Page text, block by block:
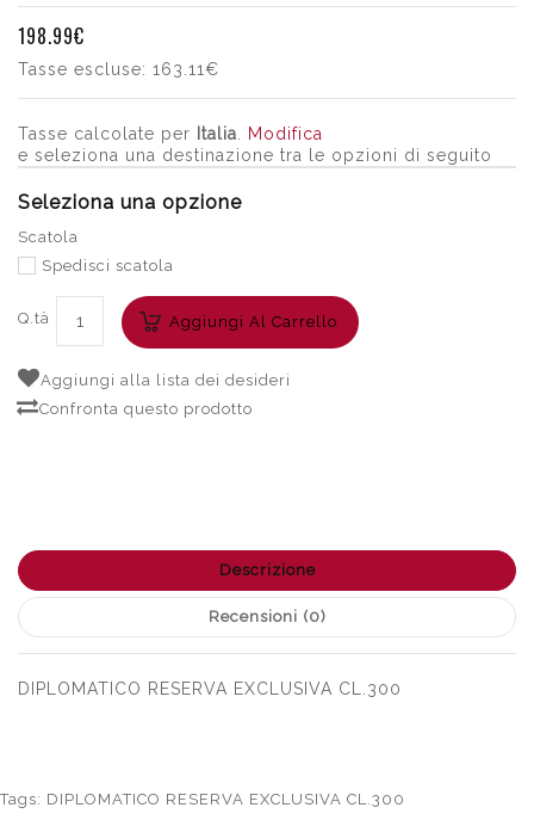
198.99€
Tasse escluse: 163.11€
Tasse calcolate per Italia
Modifica
e seleziona una destinazione tra le opzioni di seguito
Seleziona una opzione
Scatola
Spedisci scatola
Q.tà Aggiungi Al Carrello
Aggiungi alla lista dei desideri
Confronta questo prodotto
Descrizione
Recensioni (0)
DIPLOMATICO RESERVA EXCLUSIVA CL.300
Tags: DIPLOMATICO RESERVA EXCLUSIVA CL.300